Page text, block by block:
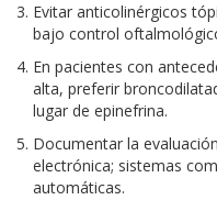
Evitar anticolinérgicos
bajo control
En pacientes con
alta, preferir
lugar de epinefrina.
Documentar la
electrónica; sistemas
automáticas.